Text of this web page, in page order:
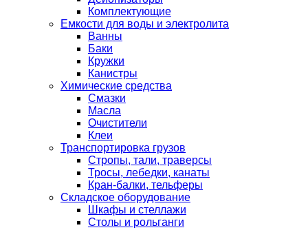
Комплектующие
Емкости для воды и электролита
Ванны
Баки
Кружки
Канистры
Химические средства
Смазки
Масла
Очистители
Клеи
Транспортировка грузов
Стропы, тали, траверсы
Тросы, лебедки, канаты
Кран-балки, тельферы
Складское оборудование
Шкафы и стеллажи
Столы и рольганги